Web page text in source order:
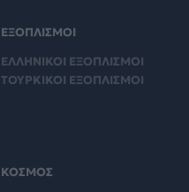
ΕΞΟΠΛΙΣΜΟΙ
ΕΛΛΗΝΙΚΟΙ ΕΞΟΠΛΙΣΜΟΙ
ΤΟΥΡΚΙΚΟΙ ΕΞΟΠΛΙΣΜΟΙ
ΚΟΣΜΟΣ